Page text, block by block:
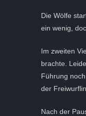
Die Wölfe
ein wenig,
Im zweiten
brachte.
Führung
der
Nach der